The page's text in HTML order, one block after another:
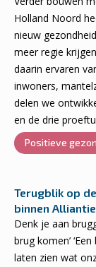
Holland Noord
nieuw
meer regie
daarin ervaren
inwoners,
delen we
en de drie
Positieve
Terugblik op
binnen
Denk je aan
brug komen’
laten zien wat